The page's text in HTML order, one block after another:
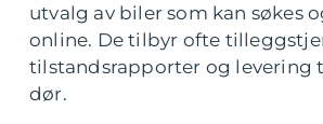
utvalg av biler som kan søkes
online. De tilbyr ofte
tilstandsrapporter og levering
dør.